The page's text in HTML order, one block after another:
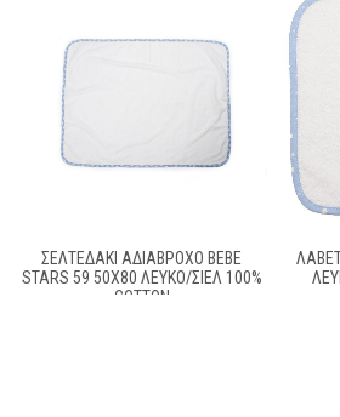
ΣΕΛΤΕΔΆΚΙ ΑΔΙΆΒΡΟΧΟ BEBE
STARS 59 50X80 ΛΕΥΚΌ/ΣΙΕΛ 100%
COTTON